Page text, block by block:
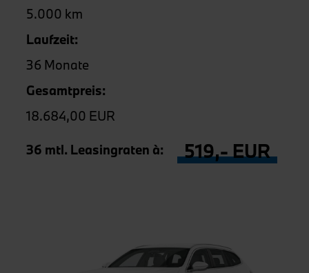
5.000 km
Laufzeit:
36 Monate
Gesamtpreis:
18.684,00 EUR
36 mtl. Leasingraten à: 519,- EUR